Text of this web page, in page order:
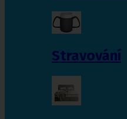
Stravování